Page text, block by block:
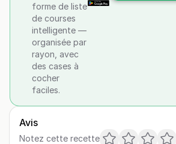
forme de liste
de courses
intelligente —
organisée par
rayon, avec
des cases à
cocher
faciles.
Avis
Notez cette recette